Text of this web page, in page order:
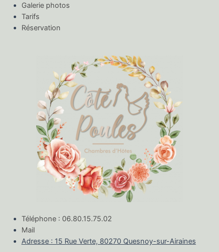
Galerie photos
Tarifs
Réservation
Téléphone : 06.80.15.75.02
Mail
Adresse : 15 Rue Verte, 80270 Quesnoy-sur-Airaines